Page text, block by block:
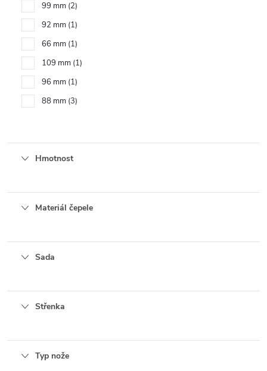
99 mm 2
92 mm 1
66 mm 1
109 mm 1
96 mm 1
88 mm 3
Hmotnost
Materiál čepele
Sada
Střenka
Typ nože